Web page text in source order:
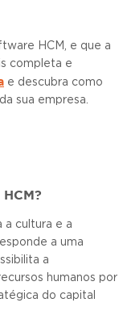
HCM, e que a
completa e
e descubra como
sua empresa.
a cultura e a
a uma
a
humanos por
do capital